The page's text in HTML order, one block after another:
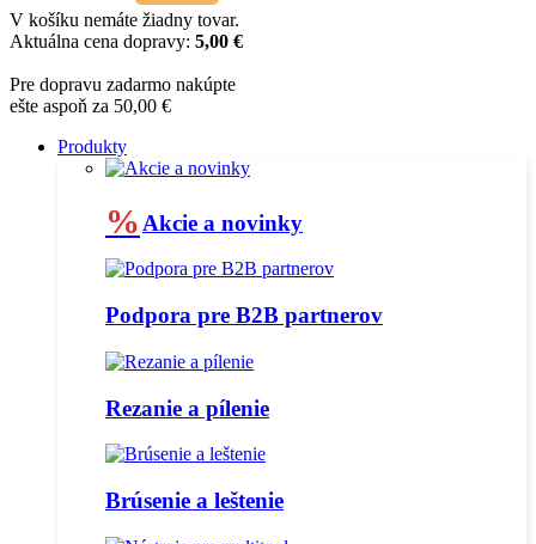
V košíku nemáte žiadny tovar.
Aktuálna cena dopravy: 5,00 €
Pre dopravu zadarmo nakúpte
ešte aspoň za 50,00 €
Produkty
% Akcie a novinky
Podpora pre B2B partnerov
Rezanie a pílenie
Brúsenie a leštenie